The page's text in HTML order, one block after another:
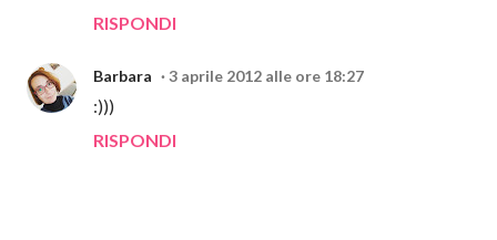
RISPONDI
Barbara 3 aprile 2012 alle ore 18:27
:)))
RISPONDI